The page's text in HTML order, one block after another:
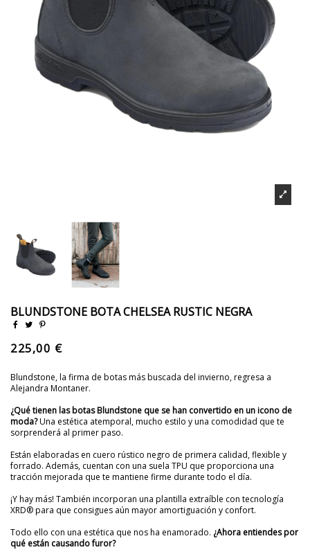
BLUNDSTONE BOTA CHELSEA RUSTIC NEGRA
225,00 €
Blundstone, la firma de botas más buscada del invierno, regresa a
Alejandra Montaner.
¿Qué tienen las botas Blundstone que se han convertido en un icono de
moda?Una estética atemporal, mucho estilo y una comodidad que te
sorprenderá al primer paso.
Están elaboradas en cuero rústico negro de primera calidad, flexible y
forrado. Además, cuentan con una suela TPU que proporciona una
tracción mejorada que te mantiene firme durante todo el día.
¡Y hay más! También incorporan una plantilla extraíble con tecnología
XRD® para que consigues aún mayor amortiguación y confort.
Todo ello con una estética que nos ha enamorado. ¿Ahora entiendes por
qué están causando furor?